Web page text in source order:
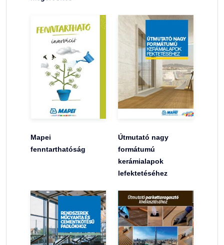
Mapei
fenntarthatóság
Útmutató nagy
formátumú
kerámialapok
lefektetéséhez